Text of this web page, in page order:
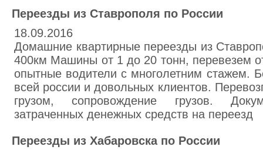
Переезды из Ставрополя по России
18.09.2016
Домашние квартирные переезды из
400км Машины от 1 до 20 тонн, перевезем
опытные водители с многолетним стажем.
всей россии и довольных клиентов.
грузом, сопровождение грузов.
затраченных денежных средств на переезд
Переезды из Хабаровска по России